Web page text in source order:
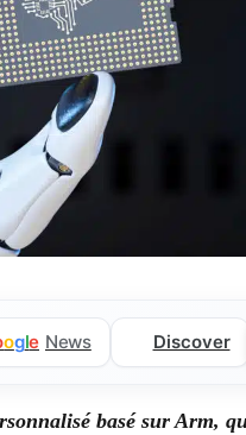
ogle News Discover
basé sur Arm,